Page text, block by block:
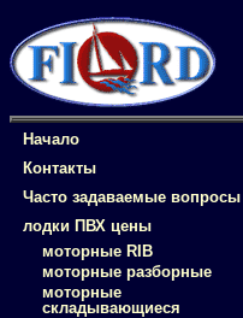
Начало
Контакты
Часто задаваемые вопросы
лодки ПВХ цены
моторные RIB
моторные разборные
моторные
складывающиеся